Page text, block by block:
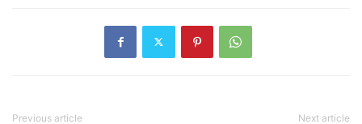
Previous article Next article